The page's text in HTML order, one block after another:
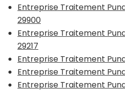
Entreprise Traitement
29900
Entreprise Traitement
29217
Entreprise Traitement
Entreprise Traitement
Entreprise Traitement